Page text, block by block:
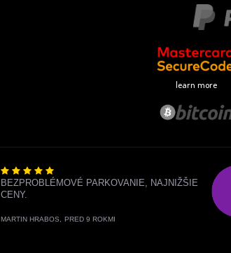
learn more
BEZPROBLÉMOVÉ PARKOVANIE, NAJNIŽŠIE
CENY.
MARTIN HRABOS, PRED 9 ROKMI